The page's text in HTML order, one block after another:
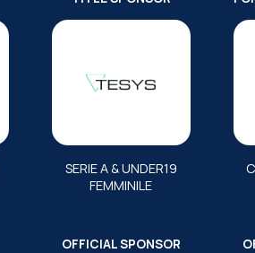
SERIE A & UNDER19
FEMMINILE
OFFICIAL SPONSOR